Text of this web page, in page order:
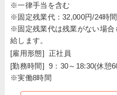
※一律手当を含む
※固定残業代：32,000円/24時
※固定残業代は残業がない場合
給します。
[雇用形態]
正社員
[勤務時間] 9：30～18:30(休憩
※実働8時間